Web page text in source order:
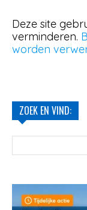
Deze site
verminderen.
worden
ZOEK EN VIND: